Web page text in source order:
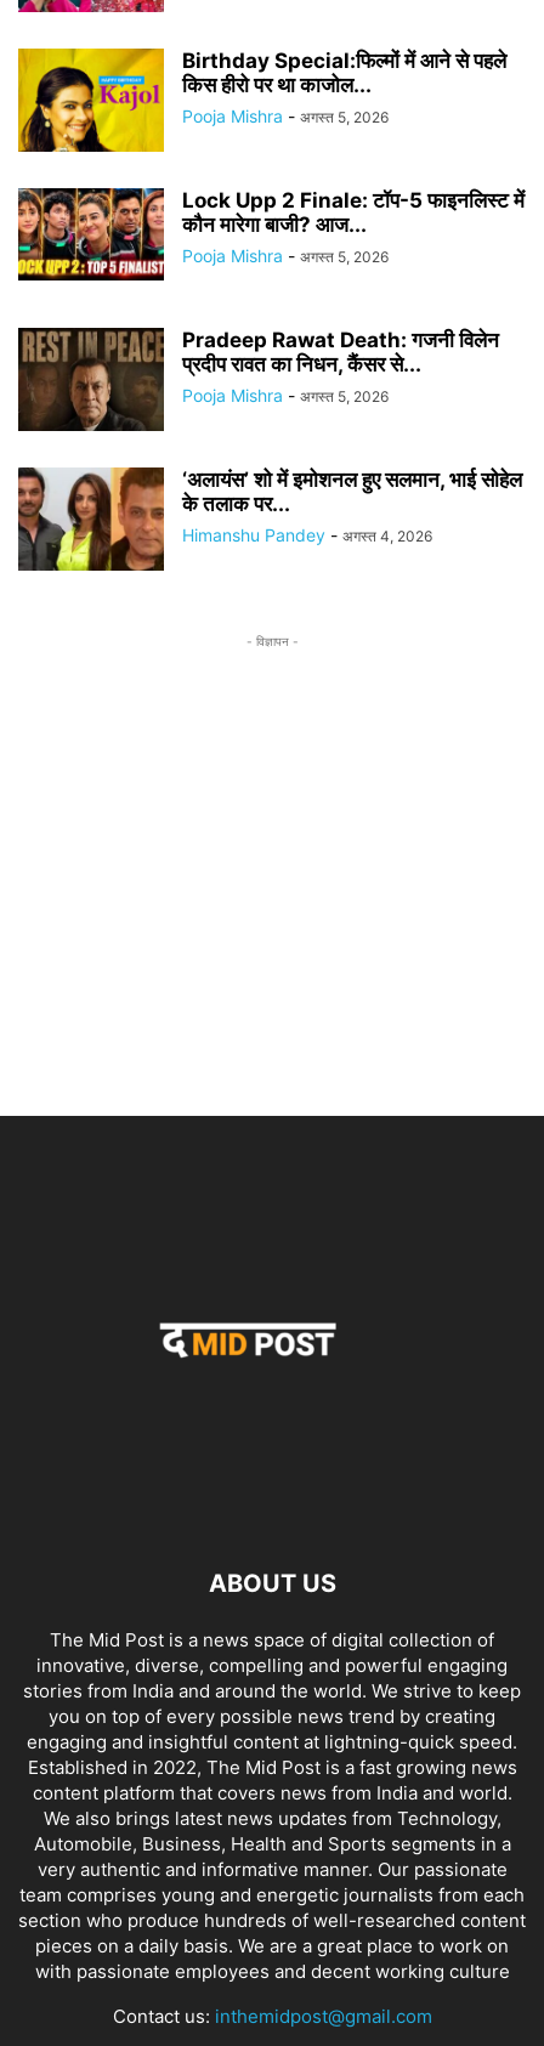
Birthday Special:फिल्मों में आने से पहले
किस हीरो पर था काजोल...
Pooja Mishra - अगस्त 5, 2026
Lock Upp 2 Finale: टॉप-5 फाइनलिस्ट में
कौन मारेगा बाजी? आज...
Pooja Mishra - अगस्त 5, 2026
Pradeep Rawat Death: गजनी विलेन
प्रदीप रावत का निधन, कैंसर से...
Pooja Mishra - अगस्त 5, 2026
‘अलायंस’ शो में इमोशनल हुए सलमान, भाई सोहेल
के तलाक पर...
Himanshu Pandey - अगस्त 4, 2026
- विज्ञापन -
ABOUT US
The Mid Post is a news space of digital collection of
innovative, diverse, compelling and powerful engaging
stories from India and around the world. We strive to keep
you on top of every possible news trend by creating
engaging and insightful content at lightning-quick speed.
Established in 2022, The Mid Post is a fast growing news
content platform that covers news from India and world.
We also brings latest news updates from Technology,
Automobile, Business, Health and Sports segments in a
very authentic and informative manner. Our passionate
team comprises young and energetic journalists from each
section who produce hundreds of well-researched content
pieces on a daily basis. We are a great place to work on
with passionate employees and decent working culture
Contact us: inthemidpost@gmail.com